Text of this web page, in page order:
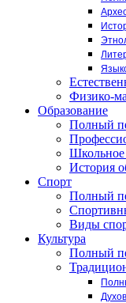
Физико-
Образование
Полный
Школьное
История
Спорт
Полный
Виды
Культура
Полный